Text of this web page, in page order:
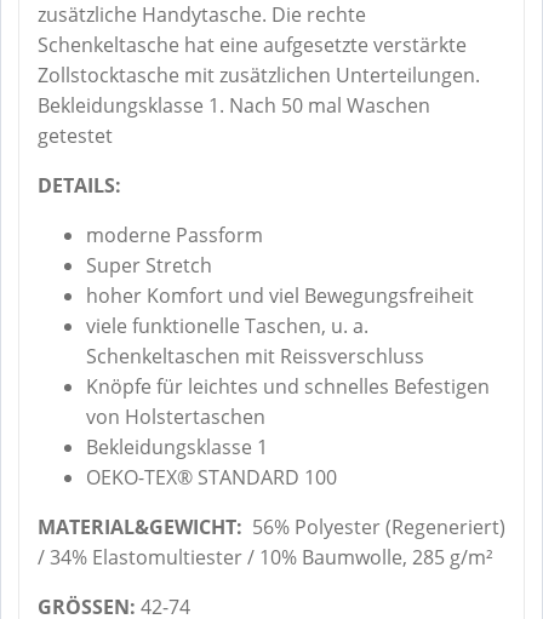
zusätzliche Handytasche. Die rechte
Schenkeltasche hat eine aufgesetzte verstärkte
Zollstocktasche mit zusätzlichen Unterteilungen.
Bekleidungsklasse 1. Nach 50 mal Waschen
getestet
DETAILS:
moderne Passform
Super Stretch
hoher Komfort und viel Bewegungsfreiheit
viele funktionelle Taschen, u. a.
Schenkeltaschen mit Reissverschluss
Knöpfe für leichtes und schnelles Befestigen
von Holstertaschen
Bekleidungsklasse 1
OEKO-TEX® STANDARD 100
MATERIAL&GEWICHT: 56% Polyester (Regeneriert)
/ 34% Elastomultiester / 10% Baumwolle, 285 g/m²
GRÖSSEN: 42-74